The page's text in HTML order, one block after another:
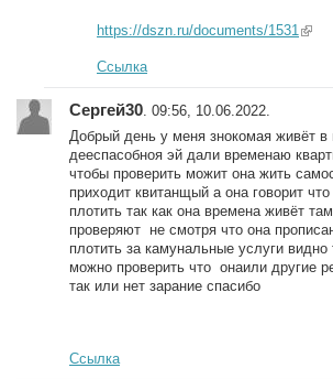
https://dszn.ru/documents/1531 (link
Ссылка
Сергей30 . 09:56, 10.06.2022.
Добрый день у меня знокомая живёт в
дееспасобноя эй дали временаю
чтобы проверить можит она жить
приходит квитанщый а она говорит
плотить так как она времена живёт
проверяют не смотря что она
плотить за камунальные услуги видно
можно проверить что онаили другие
так или нет зарание спасибо
Ссылка